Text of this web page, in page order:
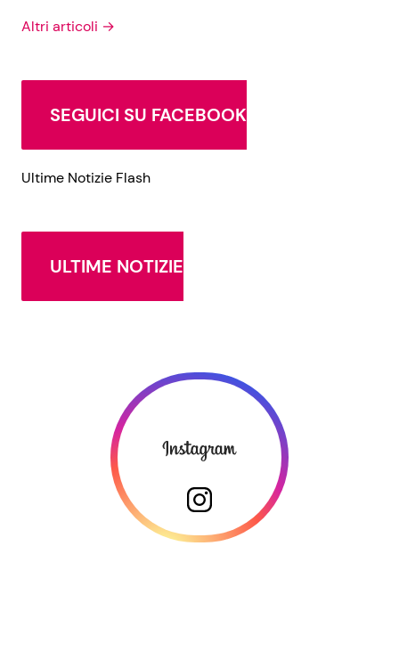
Altri articoli →
SEGUICI SU FACEBOOK
Ultime Notizie Flash
ULTIME NOTIZIE